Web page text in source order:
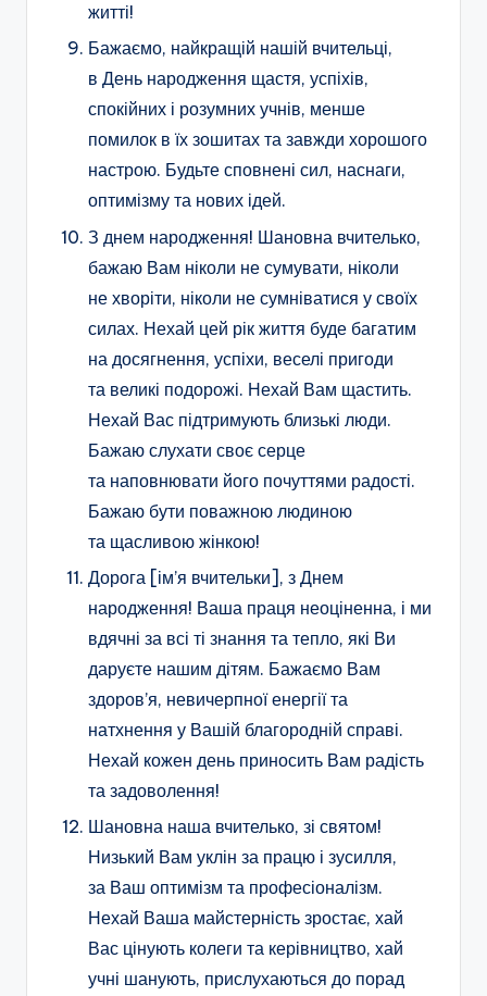
житті!
Бажаємо, найкращій нашій вчительці,
в День народження щастя, успіхів,
спокійних і розумних учнів, менше
помилок в їх зошитах та завжди хорошого
настрою. Будьте сповнені сил, наснаги,
оптимізму та нових ідей.
З днем народження! Шановна вчителько,
бажаю Вам ніколи не сумувати, ніколи
не хворіти, ніколи не сумніватися у своїх
силах. Нехай цей рік життя буде багатим
на досягнення, успіхи, веселі пригоди
та великі подорожі. Нехай Вам щастить.
Нехай Вас підтримують близькі люди.
Бажаю слухати своє серце
та наповнювати його почуттями радості.
Бажаю бути поважною людиною
та щасливою жінкою!
Дорога [ім’я вчительки], з Днем
народження! Ваша праця неоціненна, і ми
вдячні за всі ті знання та тепло, які Ви
даруєте нашим дітям. Бажаємо Вам
здоров’я, невичерпної енергії та
натхнення у Вашій благородній справі.
Нехай кожен день приносить Вам радість
та задоволення!
Шановна наша вчителько, зі святом!
Низький Вам уклін за працю і зусилля,
за Ваш оптимізм та професіоналізм.
Нехай Ваша майстерність зростає, хай
Вас цінують колеги та керівництво, хай
учні шанують, прислухаються до порад